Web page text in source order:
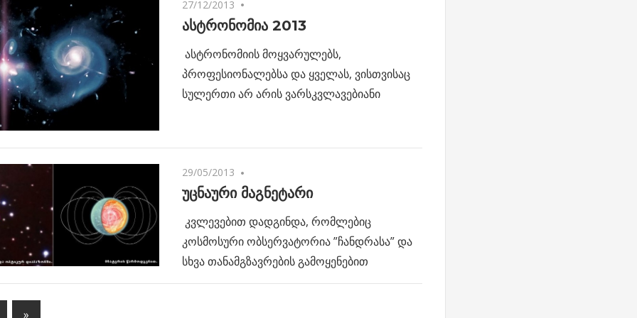
27/12/2013
ასტრონომია 2013
ასტრონომიის მოყვარულებს,
პროფესიონალებსა და ყველას, ვისთვისაც
სულერთი არ არის ვარსკვლავებიანი
29/05/2013
უცნაური მაგნეტარი
კვლევებით დადგინდა, რომლებიც
კოსმოსური ობსერვატორია ”ჩანდრასა” და
სხვა თანამგზავრების გამოყენებით
Next
»